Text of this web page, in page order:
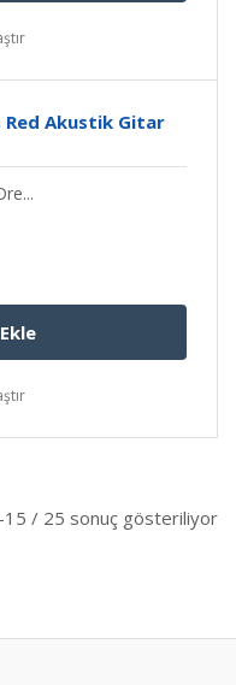
Red Akustik Gitar
/ 25 sonuç gösteriliyor